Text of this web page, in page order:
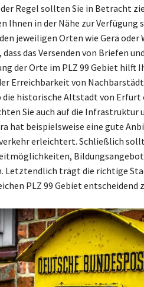
Regel sollten Sie in Betracht
Ihnen in der Nähe zur Verfügung
jeweiligen Orten wie Gera oder
das Versenden von Briefen
der Orte im PLZ 99 Gebiet hilft
Erreichbarkeit von
die historische Altstadt von
Sie auch auf die Infrastruktur
hat beispielsweise eine gute
erleichtert. Schließlich
Letztendlich trägt die richtige
PLZ 99 Gebiet